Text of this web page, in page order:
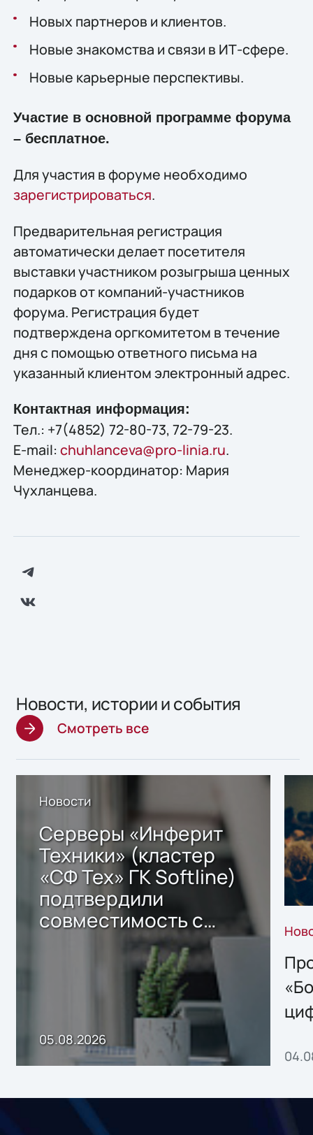
Новых партнеров и клиентов.
Новые знакомства и связи в ИТ-сфере.
Новые карьерные перспективы.
Участие в основной программе форума
– бесплатное.
Для участия в форуме необходимо
зарегистрироваться.
Предварительная регистрация
автоматически делает посетителя
выставки участником розыгрыша ценных
подарков от компаний-участников
форума. Регистрация будет
подтверждена оргкомитетом в течение
дня с помощью ответного письма на
указанный клиентом электронный адрес.
Контактная информация:
Тел.: +7(4852) 72-80-73, 72-79-23.
E-mail: chuhlanceva@pro-linia.ru.
Менеджер-координатор: Мария
Чухланцева.
Новости, истории и события
Смотреть все
Новости
Серверы «Инферит
Техники» (кластер
«СФ Тех» ГК Softline)
подтвердили
совместимость с
решением Sharx
Storage 2.x для
хранения данных
05.08.2026